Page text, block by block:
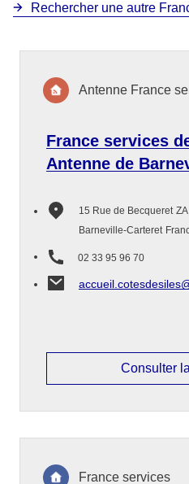
Rechercher une autre
France services
Antenne de
15 Rue de Becqueret
Barneville-Carteret
02 33 95 96 70
Antenne France
Consulter
France services